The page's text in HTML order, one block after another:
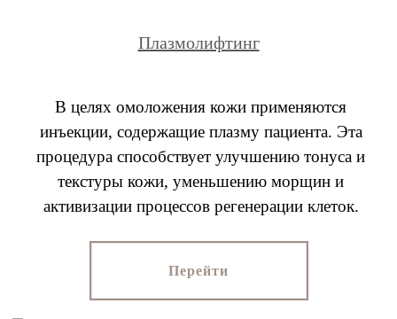
Плазмолифтинг
В целях омоложения кожи применяются
инъекции, содержащие плазму пациента. Эта
процедура способствует улучшению тонуса и
текстуры кожи, уменьшению морщин и
активизации процессов регенерации клеток.
Перейти